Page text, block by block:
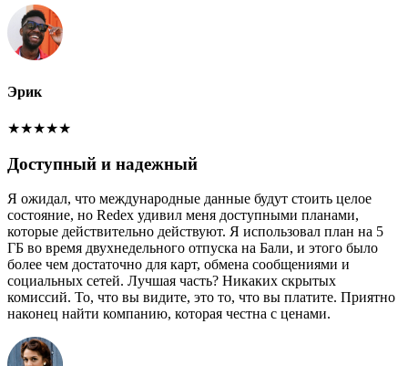
Эрик
★★★★★
Доступный и надежный
Я ожидал, что международные данные будут стоить целое
состояние, но Redex удивил меня доступными планами,
которые действительно действуют. Я использовал план на 5
ГБ во время двухнедельного отпуска на Бали, и этого было
более чем достаточно для карт, обмена сообщениями и
социальных сетей. Лучшая часть? Никаких скрытых
комиссий. То, что вы видите, это то, что вы платите. Приятно
наконец найти компанию, которая честна с ценами.